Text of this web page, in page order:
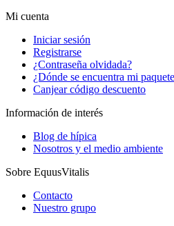
Mi cuenta
Iniciar sesión
Registrarse
¿Contraseña olvidada?
¿Dónde se encuentra mi
Canjear código descuento
Información de interés
Blog de hípica
Nosotros y el medio ambiente
Sobre EquusVitalis
Contacto
Nuestro grupo